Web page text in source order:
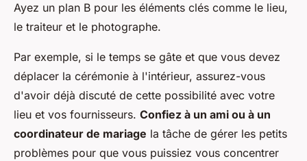
Ayez un plan B pour les éléments clés comme le lieu,
le traiteur et le photographe.
Par exemple, si le temps se gâte et que vous devez
déplacer la cérémonie à l'intérieur, assurez-vous
d'avoir déjà discuté de cette possibilité avec votre
lieu et vos fournisseurs. Confiez à un ami ou à un
coordinateur de mariage la tâche de gérer les petits
problèmes pour que vous puissiez vous concentrer